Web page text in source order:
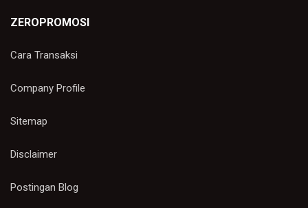
ZEROPROMOSI
Cara Transaksi
Company Profile
Sitemap
Disclaimer
Postingan Blog